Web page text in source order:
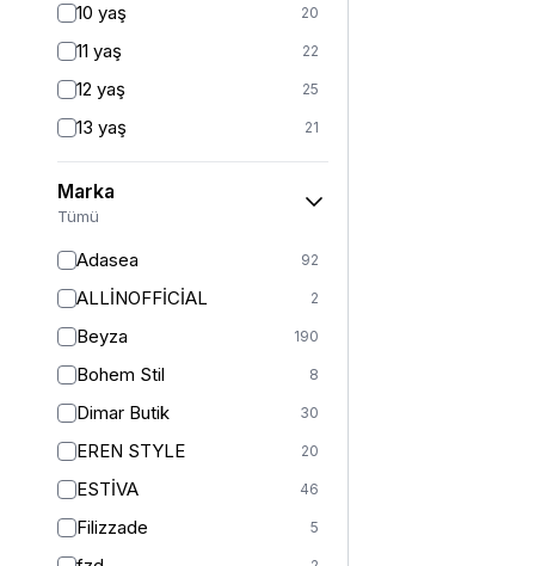
Kargo
10 yaş 20
11 yaş 22
12 yaş 25
13 yaş 21
14 yaş 23
2 (44-46-48) 7
Marka
Tümü
Adasea 92
ALLİNOFFİCİAL 2
Beyza 190
Bohem Stil 8
Dimar Butik 30
EREN STYLE 20
ESTİVA 46
Filizzade 5